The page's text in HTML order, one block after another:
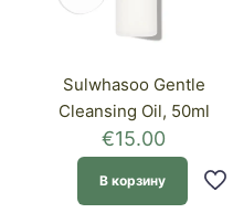
Sulwhasoo Gentle
Cleansing Oil, 50ml
€15.00
В корзину